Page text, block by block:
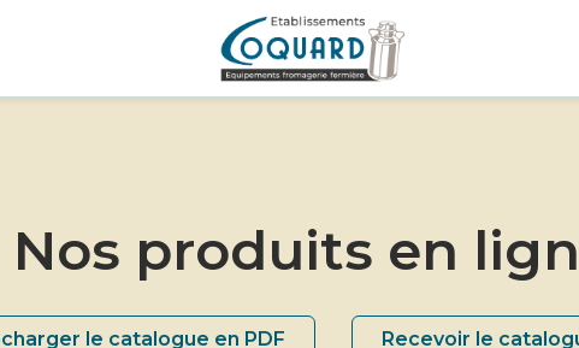
Nos produits en
le catalogue en PDF Recevoir le